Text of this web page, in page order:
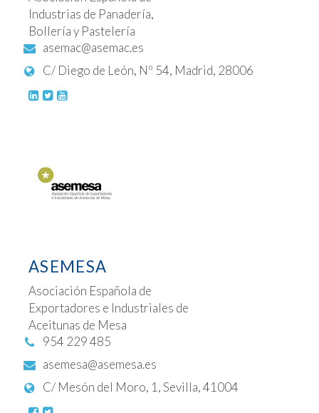
Industrias de Panadería,
Bollería y Pastelería
asemac@asemac.es
C/ Diego de León, Nº 54, Madrid, 28006
ASEMESA
Asociación Española de
Exportadores e Industriales de
Aceitunas de Mesa
954 229 485
asemesa@asemesa.es
C/ Mesón del Moro, 1, Sevilla, 41004